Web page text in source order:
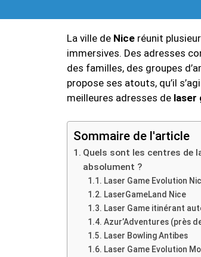
La ville de Nice réunit
immersives. Des adresses
des familles, des groupes
propose ses atouts, qu’il
meilleures adresses de laser
Sommaire de l'article
Quels sont les centres de
absolument ?
Laser Game Evolution
LaserGameLand Nice
Laser Game itinérant
Azur’Adventures (près
Laser Bowling Antibes
Laser Game Evolution